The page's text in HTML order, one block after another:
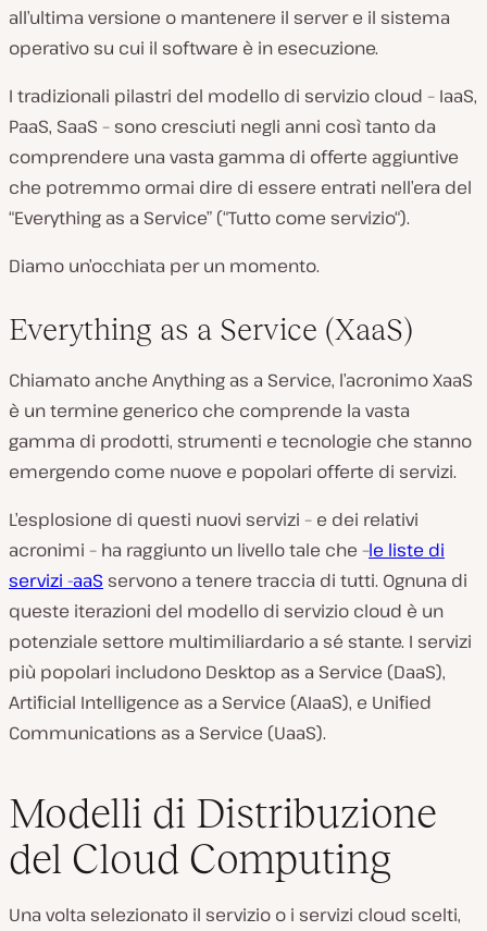
all’ultima versione o mantenere il server e il sistema
operativo su cui il software è in esecuzione.
I tradizionali pilastri del modello di servizio cloud – IaaS,
PaaS, SaaS – sono cresciuti negli anni così tanto da
comprendere una vasta gamma di offerte aggiuntive
che potremmo ormai dire di essere entrati nell’era del
“Everything as a Service” (“Tutto come servizio“).
Diamo un’occhiata per un momento.
Everything as a Service (XaaS)
Chiamato anche Anything as a Service, l’acronimo XaaS
è un termine generico che comprende la vasta
gamma di prodotti, strumenti e tecnologie che stanno
emergendo come nuove e popolari offerte di servizi.
L’esplosione di questi nuovi servizi – e dei relativi
acronimi – ha raggiunto un livello tale che –le liste di
servizi -aaS servono a tenere traccia di tutti. Ognuna di
queste iterazioni del modello di servizio cloud è un
potenziale settore multimiliardario a sé stante. I servizi
più popolari includono Desktop as a Service (DaaS),
Artificial Intelligence as a Service (AIaaS), e Unified
Communications as a Service (UaaS).
Modelli di Distribuzione
del Cloud Computing
Una volta selezionato il servizio o i servizi cloud scelti,